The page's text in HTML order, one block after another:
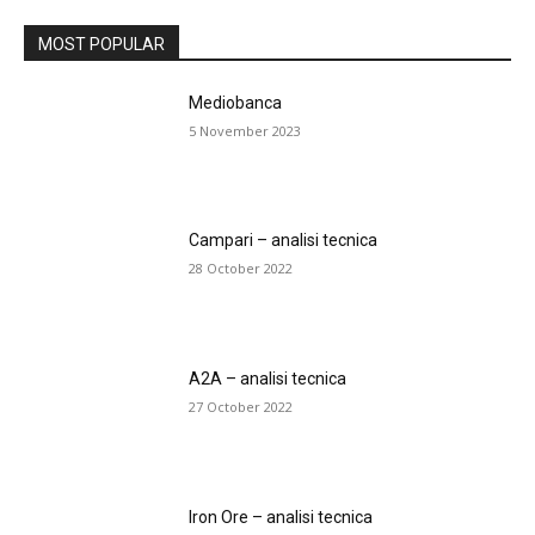
MOST POPULAR
Mediobanca
5 November 2023
Campari – analisi tecnica
28 October 2022
A2A – analisi tecnica
27 October 2022
Iron Ore – analisi tecnica